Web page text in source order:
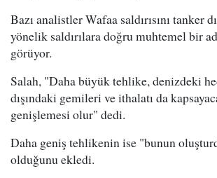
Bazı analistler Wafaa saldırısını tanker
yönelik saldırılara doğru muhtemel bir
görüyor.
Salah, "Daha büyük tehlike, denizdeki
dışındaki gemileri ve ithalatı da
genişlemesi olur" dedi.
Daha geniş tehlikenin ise "bunun
olduğunu ekledi.